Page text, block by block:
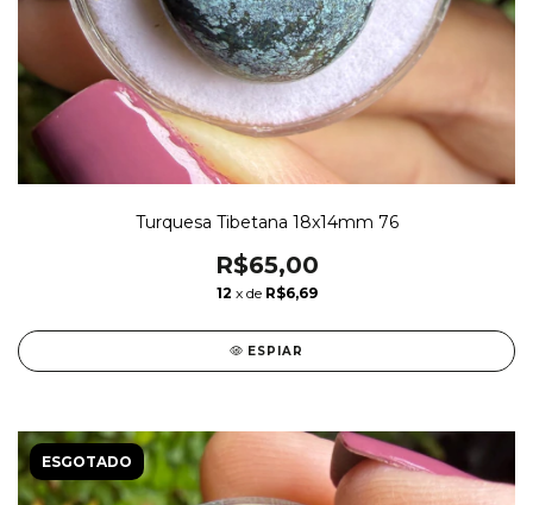
Turquesa Tibetana 18x14mm 76
R$65,00
12 x de R$6,69
ESPIAR
ESGOTADO